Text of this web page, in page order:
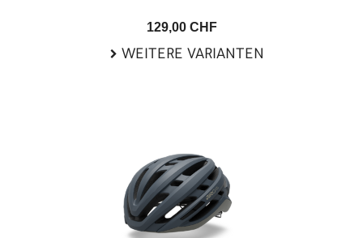
129,00 CHF
WEITERE VARIANTEN